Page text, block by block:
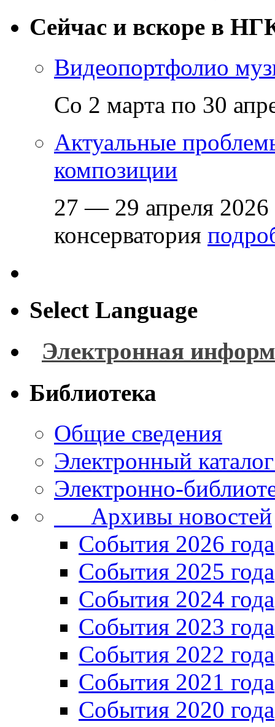
Сейчас и вскоре в
Видеопортфолио
Со 2 марта по 30
Актуальные
композиции
27 — 29 апреля 2026
консерватория
Select Language
Электронная
Библиотека
Общие сведения
Электронный
Электронно-
Архивы новостей
Cобытия 2026 года
События 2025 года
События 2024 года
События 2023 года
Cобытия 2022 года
Cобытия 2021 года
События 2020 года